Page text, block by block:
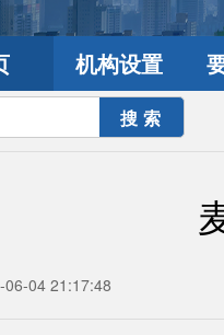
机构设置
全球震讯
06-04 21:17:48